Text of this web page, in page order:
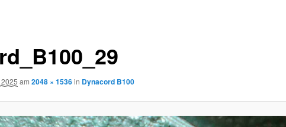
am 2048 × 1536in Dynacord B100